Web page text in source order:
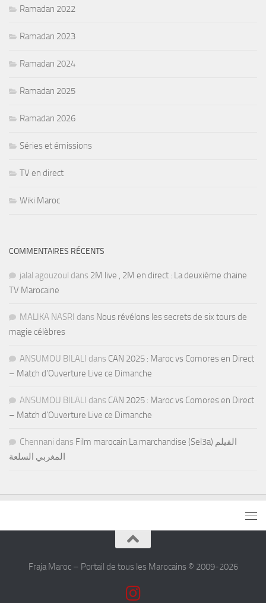
Ramadan 2022
Ramadan 2023
Ramadan 2024
Ramadan 2025
Ramadan 2026
Séries et émissions
TV en direct
Wiki Maroc
COMMENTAIRES RÉCENTS
jalal agouzoul dans 2M live , 2M en direct : La deuxième chaine
TV Marocaine
MALIKA NASRI dans Nous révélons les secrets de six tours de
magie célèbres
ANSUMOU BILALI dans CAN 2025 : Maroc vs Comores en Direct
– Match d’Ouverture Live ce Dimanche
ANSUMOU BILALI dans CAN 2025 : Maroc vs Comores en Direct
– Match d’Ouverture Live ce Dimanche
Chennani dans Film marocain La marchandise (Sel3a) الفيلم
المغربي السلعة
Fraja Maroc – Portail de tous les Marocains © 2009-2026